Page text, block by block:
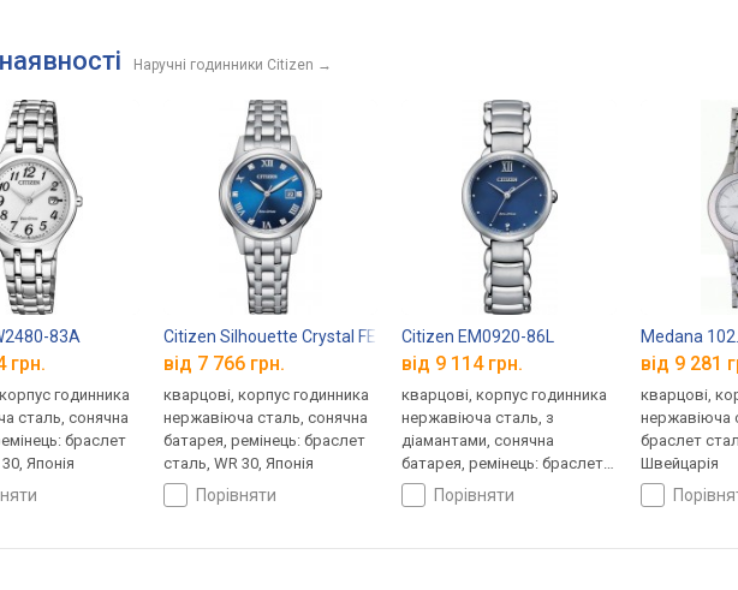
Наручні годинники Citizen →
83A
грн.
годинника
сталь, сонячна
браслет
Японія
Citizen Silhouette Crystal FE1240-81L
від 7 766 грн.
кварцові, корпус годинника
нержавіюча сталь, сонячна
батарея, ремінець: браслет
сталь, WR 30, Японія
порівняти
Citizen EM0920-86L
від 9 114 грн.
кварцові, корпус годинника
нержавіюча сталь, з
діамантами, сонячна
батарея, ремінець: браслет
сталь, WR 50, Японія
порівняти
Medana
від 9 281
кварцові,
нержавіюча
браслет
Швейцарія